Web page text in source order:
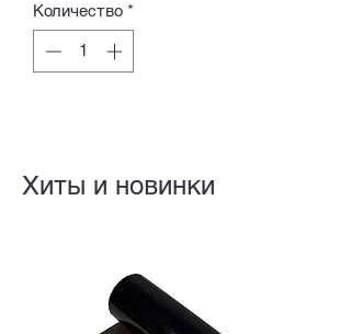
Количество *
Хиты и новинки